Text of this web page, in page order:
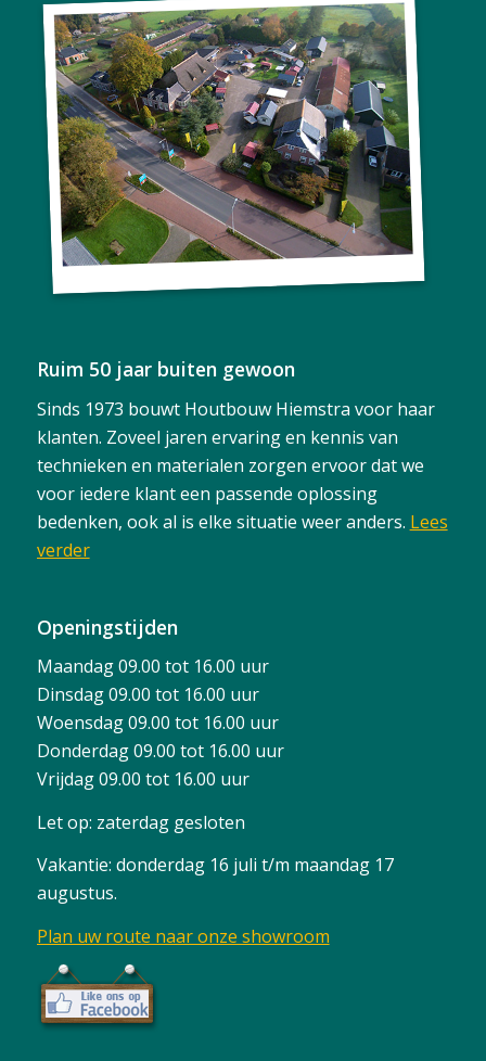
Ruim 50 jaar buiten gewoon
Sinds 1973 bouwt Houtbouw Hiemstra voor haar
klanten. Zoveel jaren ervaring en kennis van
technieken en materialen zorgen ervoor dat we
voor iedere klant een passende oplossing
bedenken, ook al is elke situatie weer anders. Lees
verder
Openingstijden
Maandag 09.00 tot 16.00 uur
Dinsdag 09.00 tot 16.00 uur
Woensdag 09.00 tot 16.00 uur
Donderdag 09.00 tot 16.00 uur
Vrijdag 09.00 tot 16.00 uur
Let op: zaterdag gesloten
Vakantie: donderdag 16 juli t/m maandag 17
augustus.
Plan uw route naar onze showroom